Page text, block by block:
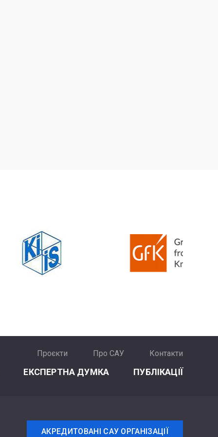
Проєкти Про САУ Контакти
ЕКСПЕРТНА ДУМКА ПУБЛІКАЦІЇ
АКРЕДИТОВАНІ САУ ОРГАНІЗАЦІЇ